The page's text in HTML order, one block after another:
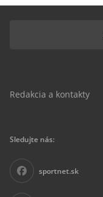
Redakcia a kontakty
Sledujte nás:
sportnet.sk